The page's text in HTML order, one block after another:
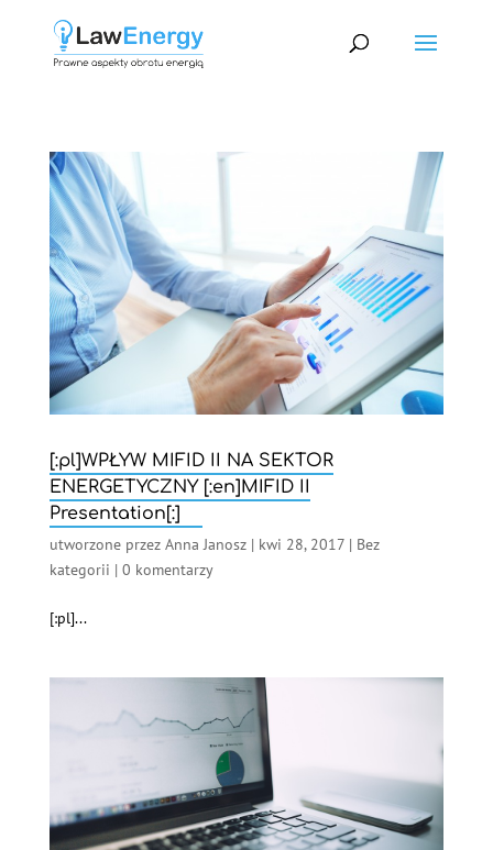
[:pl]WPŁYW MIFID II NA SEKTOR
ENERGETYCZNY [:en]MIFID II
Presentation[:]
utworzone przez Anna Janosz| kwi 28, 2017| Bez
kategorii | 0 komentarzy
[:pl]...